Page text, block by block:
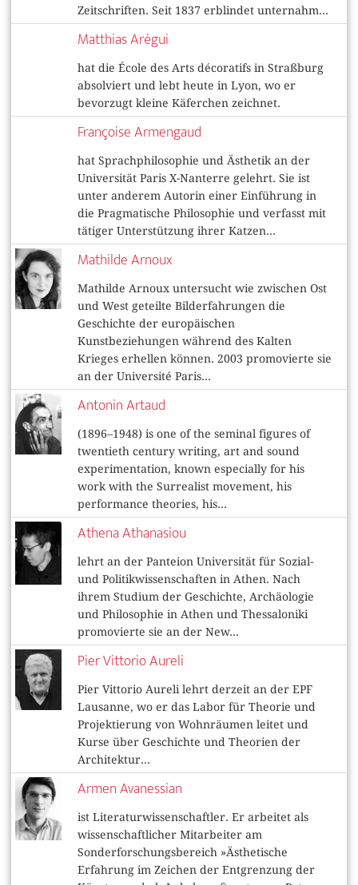
Zeitschriften. Seit 1837 erblindet unternahm...
Matthias Arégui
hat die École des Arts décoratifs in Straßburg
absolviert und lebt heute in Lyon, wo er
bevorzugt kleine Käferchen zeichnet.
Françoise Armengaud
hat Sprachphilosophie und Ästhetik an der
Universität Paris X-Nanterre gelehrt. Sie ist
unter anderem Autorin einer Einführung in
die Pragmatische Philosophie und verfasst mit
tätiger Unterstützung ihrer Katzen...
Mathilde Arnoux
Mathilde Arnoux untersucht wie zwischen Ost
und West geteilte Bilderfahrungen die
Geschichte der europäischen
Kunstbeziehungen während des Kalten
Krieges erhellen können. 2003 promovierte sie
an der Université Paris...
Antonin Artaud
(1896–1948) is one of the seminal figures of
twentieth century writing, art and sound
experimentation, known especially for his
work with the Surrealist movement, his
performance theories, his...
Athena Athanasiou
lehrt an der Panteion Universität für Sozial-
und Politikwissenschaften in Athen. Nach
ihrem Studium der Geschichte, Archäologie
und Philosophie in Athen und Thessaloniki
promovierte sie an der New...
Pier Vittorio Aureli
Pier Vittorio Aureli lehrt derzeit an der EPF
Lausanne, wo er das Labor für Theorie und
Projektierung von Wohnräumen leitet und
Kurse über Geschichte und Theorien der
Architektur...
Armen Avanessian
ist Literaturwissenschaftler. Er arbeitet als
wissenschaftlicher Mitarbeiter am
Sonderforschungsbereich »Ästhetische
Erfahrung im Zeichen der Entgrenzung der